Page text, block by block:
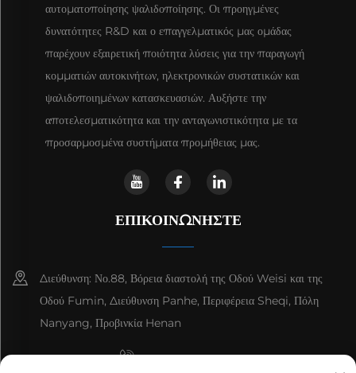
αυτοματοποίησης ψαλιδοποίησης. Οι προηγμένες
δυνατότητες R&D και ο επαγγελματικός μας ομάδας
παρέχουν εξαιρετική ποιότητα λύσεις για την παραγωγή
κομματιών αυτοκινήτων, ηλεκτρονικών συστατικών και
ψαλιδοποιημένων κατασκευασιών. Αυξήστε την
αποτελεσματικότητα και την ανταγωνιστικότητα με τα
προσαρμοσμένα συστήματα προμήθειας μας.
ΕΠΙΚΟΙΝΩΝΉΣΤΕ
Διεύθυνση: Νο.88, Βόρεια διαστολή της Οδού Weisi και της
Οδού Fumin, Διεύθυνση Panhe, Περιφέρεια Sheqi, Πόλη
Nanyang, Προβινκία Henan
+8615993153189